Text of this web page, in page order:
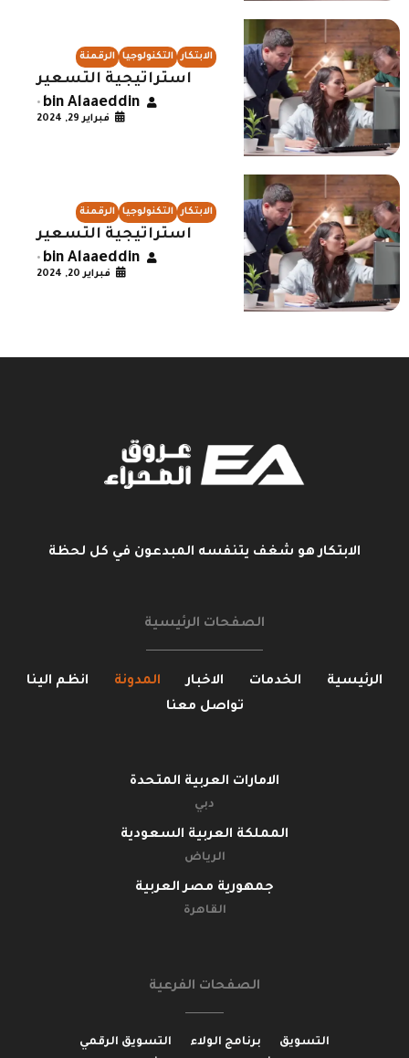
الابتكار التكنولوجيا الرقمنة
استراتيجية التسعير
bin Alaaeddin
•
فبراير 29, 2024
الابتكار التكنولوجيا الرقمنة
استراتيجية التسعير
bin Alaaeddin
•
فبراير 20, 2024
الابتكار هو شغف يتنفسه المبدعون في كل لحظة
الصفحات الرئيسية
الرئيسية الخدمات الاخبار المدونة
انظم الينا
تواصل معنا
الامارات العربية المتحدة
دبي
المملكة العربية السعودية
الرياض
جمهورية مصر العربية
القاهرة
الصفحات الفرعية
التسويق برنامج الولاء التسويق الرقمي